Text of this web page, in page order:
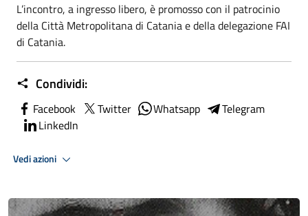
L’incontro, a ingresso libero, è promosso con il patrocinio
della Città Metropolitana di Catania e della delegazione FAI
di Catania.
Condividi:
Facebook Twitter Whatsapp
Telegram
LinkedIn
Vedi azioni